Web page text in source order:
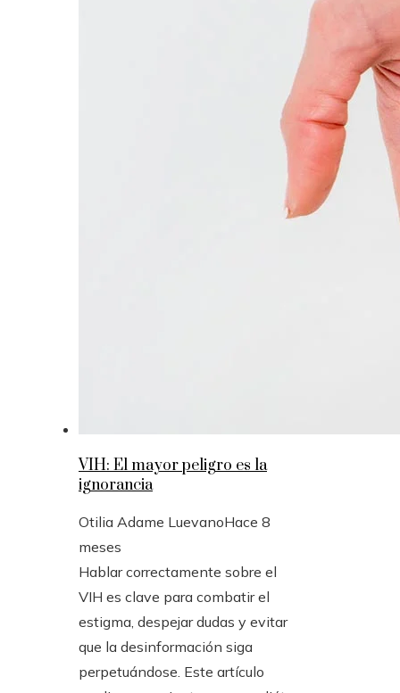
VIH: El mayor peligro es la
ignorancia
Otilia Adame LuevanoHace 8
meses
Hablar correctamente sobre el
VIH es clave para combatir el
estigma, despejar dudas y evitar
que la desinformación siga
perpetuándose. Este artículo